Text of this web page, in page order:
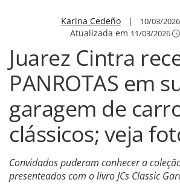
Karina Cedeño| 10/03/2026
Atualizada em 11/03/2026
Juarez Cintra
PANROTAS em
garagem de
clássicos; veja
Convidados puderam conhecer a
presenteados com o livro JCs Classic